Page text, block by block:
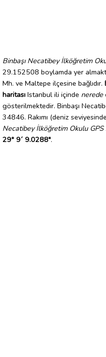
Binbaşı Necatibey İlköğretim
29.152508 boylamda yer
Mh. ve Maltepe ilçesine bağlıdır.
haritası Istanbul ili içinde nerede
gösterilmektedir. Binbaşı
34846. Rakımı (deniz
Necatibey İlköğretim Okulu GPS
29° 9´ 9.0288".